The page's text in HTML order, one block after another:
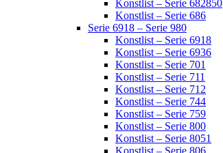
Konstlist – Serie 682850
Konstlist – Serie 686
Serie 6918 – Serie 980
Konstlist – Serie 6918
Konstlist – Serie 6936
Konstlist – Serie 701
Konstlist – Serie 711
Konstlist – Serie 712
Konstlist – Serie 744
Konstlist – Serie 759
Konstlist – Serie 800
Konstlist – Serie 8051
Konstlist – Serie 806